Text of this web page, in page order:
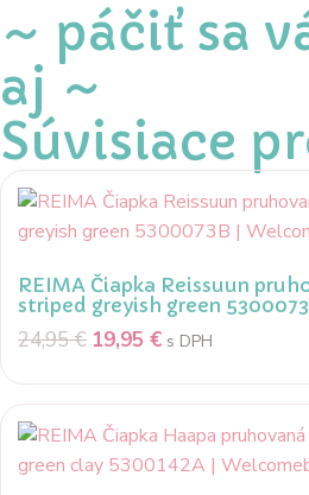
~ páčiť sa
aj ~
Súvisiace
REIMA Čiapka Reissuun
striped greyish green
24,95€ 19,95 € s DPH